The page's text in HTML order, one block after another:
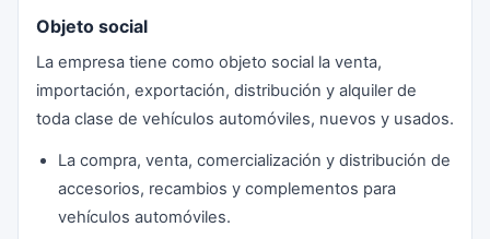
Objeto social
La empresa tiene como objeto social la venta,
importación, exportación, distribución y alquiler de
toda clase de vehículos automóviles, nuevos y usados.
La compra, venta, comercialización y distribución de
accesorios, recambios y complementos para
vehículos automóviles.